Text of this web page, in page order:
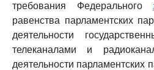
требования Федерального
равенства парламентских
деятельности
телеканалами и
деятельности парламентских